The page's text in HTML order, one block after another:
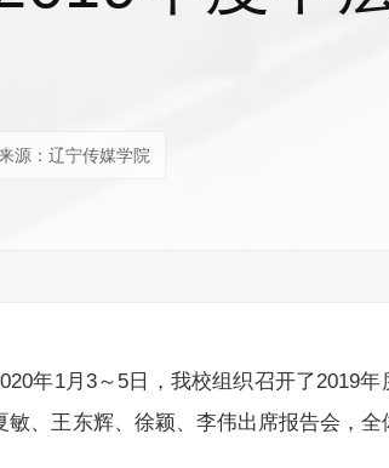
源：辽宁传媒学院
年1月3～5日，我校组织召开了2019
敏、王东辉、徐颖、李伟出席报告会，